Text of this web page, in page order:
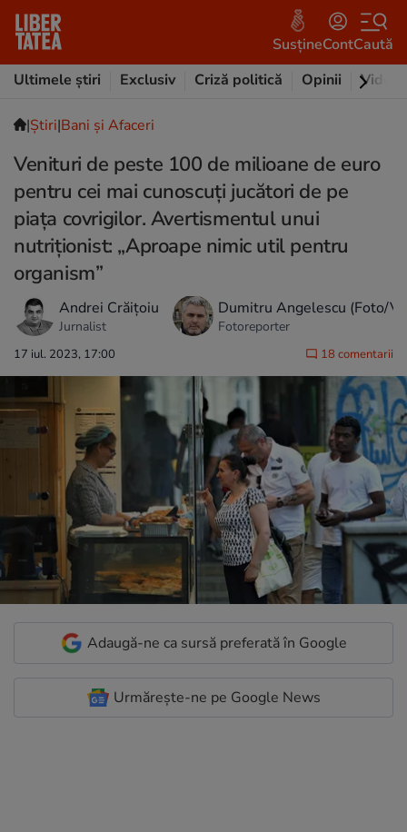
SusțineContCaută
Ultimele știri
Exclusiv Criză politică Opinii Video
|Ştiri|Bani și Afaceri
Venituri de peste 100 de milioane de euro
pentru cei mai cunoscuți jucători de pe
piața covrigilor. Avertismentul unui
nutriționist: „Aproape nimic util pentru
organism”
Andrei Crăițoiu
Jurnalist
Dumitru Angelescu (Foto/
Fotoreporter
17 iul. 2023, 17:00 18 comentarii
Adaugă-ne ca sursă preferată în Google
Urmărește-ne pe Google News